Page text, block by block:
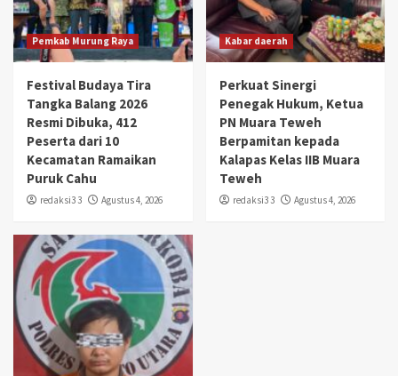
Pemkab Murung Raya
Festival Budaya Tira
Tangka Balang 2026
Resmi Dibuka, 412
Peserta dari 10
Kecamatan Ramaikan
Puruk Cahu
redaksi3 3 Agustus 4, 2026
Kabar daerah
Perkuat Sinergi
Penegak Hukum, Ketua
PN Muara Teweh
Berpamitan kepada
Kalapas Kelas IIB Muara
Teweh
redaksi3 3 Agustus 4, 2026